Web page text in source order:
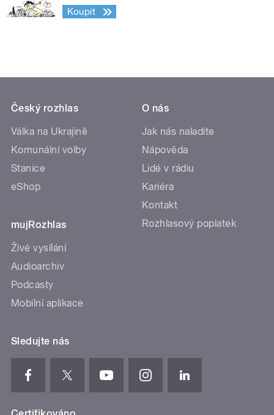
Koupit
Český rozhlas
Válka na Ukrajině
Komunální volby
Stanice
eShop
mujRozhlas
Živé vysílání
Audioarchiv
Podcasty
Mobilní aplikace
O nás
Jak nás naladíte
Nápověda
Lidé v rádiu
Kariéra
Kontakt
Rozhlasový poplatek
Sledujte nás